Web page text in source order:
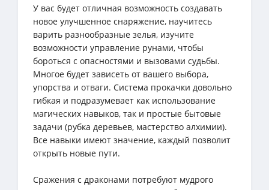
У вас будет отличная возможность создавать
новое улучшенное снаряжение, научитесь
варить разнообразные зелья, изучите
возможности управление рунами, чтобы
бороться с опасностями и вызовами судьбы.
Многое будет зависеть от вашего выбора,
упорства и отваги. Система прокачки довольно
гибкая и подразумевает как использование
магических навыков, так и простые бытовые
задачи (рубка деревьев, мастерство алхимии).
Все навыки имеют значение, каждый позволит
открыть новые пути.
Сражения с драконами потребуют мудрого